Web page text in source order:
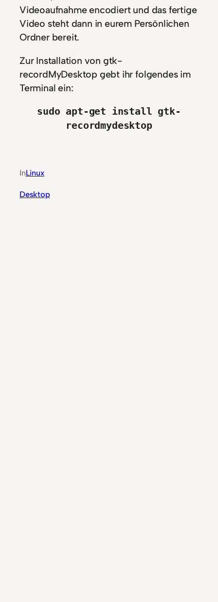
Videoaufnahme encodiert und das fertige
Video steht dann in eurem Persönlichen
Ordner bereit.
Zur Installation von gtk-
recordMyDesktop gebt ihr folgendes im
Terminal ein:
sudo apt-get install gtk-
recordmydesktop
InLinux
Desktop